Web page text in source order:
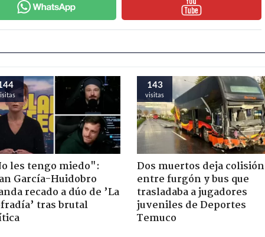
les tengo miedo":
García-Huidobro
recado a dúo de ’La
tras brutal
143
visitas
Dos muertos deja colisión
entre furgón y bus que
trasladaba a jugadores
juveniles de Deportes
Temuco